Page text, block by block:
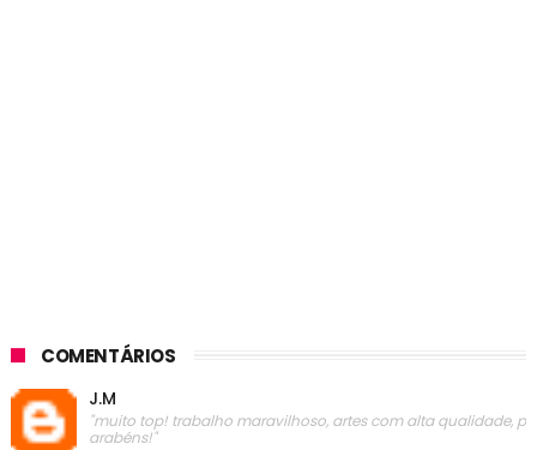
COMENTÁRIOS
J.M
"muito top! trabalho maravilhoso, artes com alta qualidade, p
arabéns!"